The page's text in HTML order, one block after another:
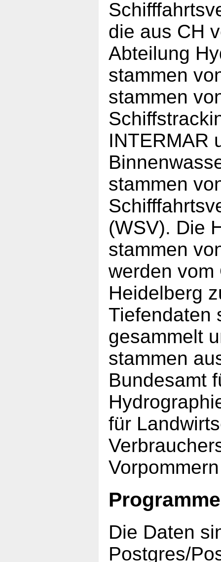
die aus CH
Abteilung
stammen
stammen
INTERMAR
stammen
(WSV). Die
stammen
werden vom
Heidelberg
Tiefendaten
gesammelt
stammen
Bundesamt
für
Programme
Die Daten
Postgres/